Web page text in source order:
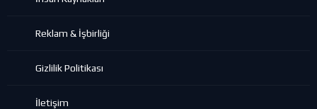
Reklam & İşbirliği
Gizlilik Politikası
İletişim